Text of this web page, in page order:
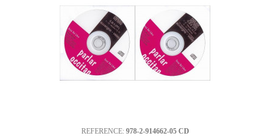
REFERENCE: 978-2-914662-05 CD